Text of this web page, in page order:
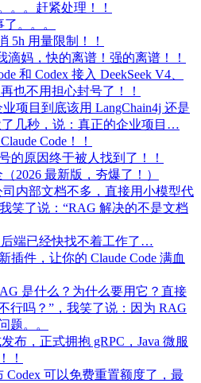
。。赶紧处理！！
。。。
5h 用量限制！！
滴妈，快的离谱！强的离谱！！
和 Codex 接入 DeekSeek V4、
也不用担心封号了！！
项目到底该用 LangChain4j 还是
了几秒，说：真正的企业项目…
Code！！
的原因终于被人找到了！！
2026 最新版，夯爆了！）
内部文档不多，直接用小模型代
笑了说：“RAG 解决的不是文档
后端已经快找不着工作了…
插件，让你的 Claude Code 满血
是什么？为什么要用它？直接
行吗？”，我笑了说：因为 RAG
题。。
布，正式拥抱 gRPC，Java 微服
！
Codex 可以免费重置额度了，最